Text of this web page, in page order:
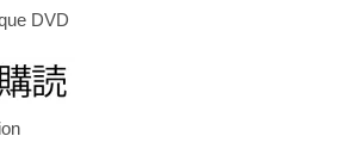
DVD